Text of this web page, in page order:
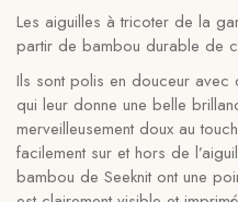
Les aiguilles à tricoter de la
partir de bambou durable de
Ils sont polis en douceur avec
qui leur donne une belle
merveilleusement doux au
facilement sur et hors de
bambou de Seeknit ont une